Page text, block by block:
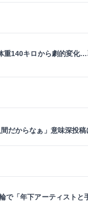
重140キロから劇的変化
だからなぁ」意味深投稿
で「年下アーティストと